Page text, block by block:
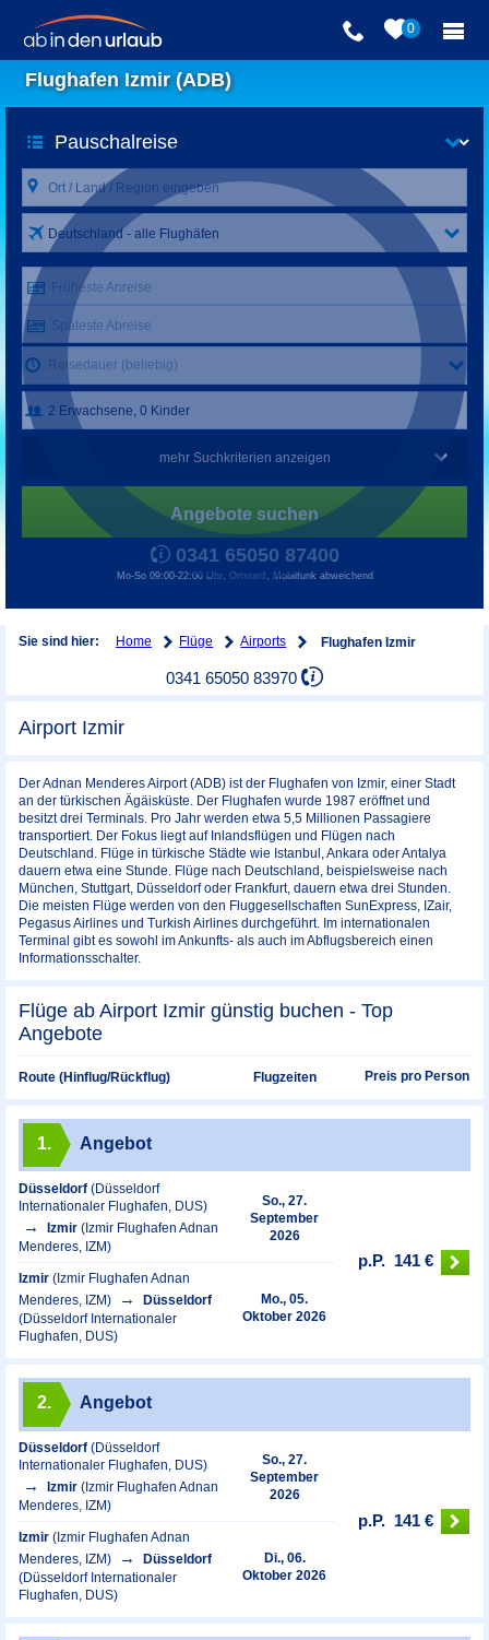
0
Flughafen Izmir (ADB)
Deutschland - alle Flughäfen
Früheste Anreise
Späteste Abreise
Reisedauer (beliebig)
mehr Suchkriterien anzeigen
Angebote suchen
0341 65050 87400
Mo-So 09:00-22:00 Uhr, Ortstarif, Mobilfunk abweichend
Sie sind hier: Home Flüge Airports Flughafen Izmir
0341 65050 83970
Airport Izmir
Der Adnan Menderes Airport (ADB) ist der Flughafen von Izmir, einer Stadt
an der türkischen Ägäisküste. Der Flughafen wurde 1987 eröffnet und
besitzt drei Terminals. Pro Jahr werden etwa 5,5 Millionen Passagiere
transportiert. Der Fokus liegt auf Inlandsflügen und Flügen nach
Deutschland. Flüge in türkische Städte wie Istanbul, Ankara oder Antalya
dauern etwa eine Stunde. Flüge nach Deutschland, beispielsweise nach
München, Stuttgart, Düsseldorf oder Frankfurt, dauern etwa drei Stunden.
Die meisten Flüge werden von den Fluggesellschaften SunExpress, IZair,
Pegasus Airlines und Turkish Airlines durchgeführt. Im internationalen
Terminal gibt es sowohl im Ankunfts- als auch im Abflugsbereich einen
Informationsschalter.
Flüge ab Airport Izmir günstig buchen - Top
Angebote
Route (Hinflug/Rückflug) Flugzeiten Preis pro Person
1. Angebot
Düsseldorf (Düsseldorf
Internationaler Flughafen, DUS)
Izmir (Izmir Flughafen Adnan
Menderes, IZM)
So., 27.
September
2026
Izmir (Izmir Flughafen Adnan
Menderes, IZM)
Düsseldorf
(Düsseldorf Internationaler
Flughafen, DUS)
Mo., 05.
Oktober 2026
p.P. 141 €
2. Angebot
Düsseldorf (Düsseldorf
Internationaler Flughafen, DUS)
Izmir (Izmir Flughafen Adnan
Menderes, IZM)
So., 27.
September
2026
Izmir (Izmir Flughafen Adnan
Menderes, IZM)
Düsseldorf
(Düsseldorf Internationaler
Flughafen, DUS)
Di., 06.
Oktober 2026
p.P. 141 €